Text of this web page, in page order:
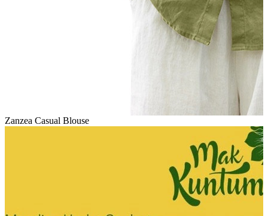
Zanzea Casual Blouse